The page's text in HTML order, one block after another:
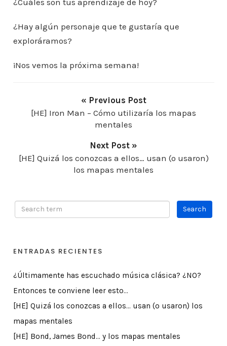
¿Hay algún personaje que te gustaría que
exploráramos?
¡Nos vemos la próxima semana!
« Previous Post
[HE] Iron Man – Cómo utilizaría los mapas
mentales
Next Post »
[HE] Quizá los conozcas a ellos… usan (o usaron)
los mapas mentales
ENTRADAS RECIENTES
¿Últimamente has escuchado música clásica? ¿NO?
Entonces te conviene leer esto…
[HE] Quizá los conozcas a ellos… usan (o usaron) los
mapas mentales
[HE] Bond, James Bond… y los mapas mentales